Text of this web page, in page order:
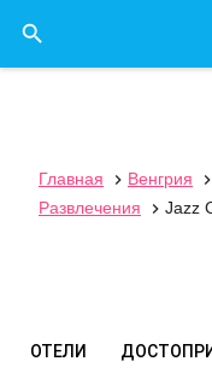

Главная  Венгрия 
Развлечения
 Jazz
ОТЕЛИ